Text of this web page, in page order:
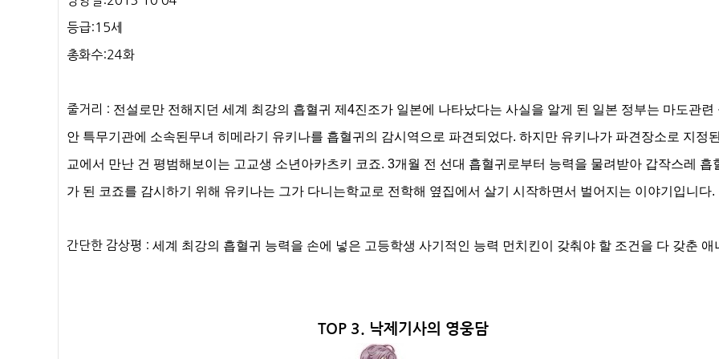
등급:15세
총화수:24화
줄거리 : 전설로만 전해지던 세계 최강의 흡혈귀 제4진조가 일본에 나타났다는 사실을 알게 된 일본 정부는 마도관련
안 특무기관에 소속된무녀 히메라기 유키나를 흡혈귀의 감시역으로 파견되었다. 하지만 유키나가 파견장소로 지정
교에서 만난 건 평범해보이는 고교생 소년아카츠키 코죠. 3개월 전 선대 흡혈귀로부터 능력을 물려받아 갑작스레 흡
가 된 코죠를 감시하기 위해 유키나는 그가 다니는학교로 전학해 옆집에서 살기 시작하면서 벌어지는 이야기입니다.
간단한 감상평 : 세계 최강의 흡혈귀 능력을 손에 넣은 고등학생 사기적인 능력 먼치킨이 갖춰야 할 조건을 다 갖춘 애
TOP 3. 낙제기사의 영웅담